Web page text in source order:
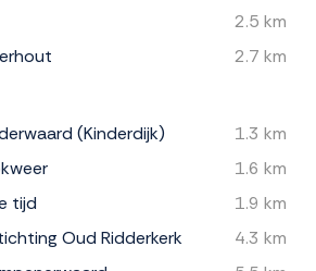
2.5 km
2.7 km
(Kinderdijk)
1.3 km
1.6 km
tijd
1.9 km
Oud Ridderkerk
4.3 km